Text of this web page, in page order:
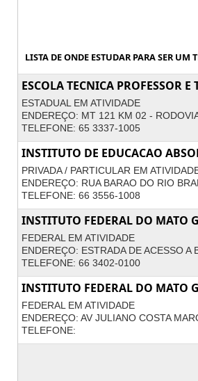
LISTA DE ONDE ESTUDAR PARA SER UM
ESCOLA TECNICA PROFESSOR
ESTADUAL EM ATIVIDADE
ENDEREÇO: MT 121 KM 02 -
TELEFONE: 65 3337-1005
INSTITUTO DE EDUCACAO
PRIVADA / PARTICULAR EM
ENDEREÇO: RUA BARAO DO RIO
TELEFONE: 66 3556-1008
INSTITUTO FEDERAL DO MATO
FEDERAL EM ATIVIDADE
ENDEREÇO: ESTRADA DE ACESSO
TELEFONE: 66 3402-0100
INSTITUTO FEDERAL DO MATO
FEDERAL EM ATIVIDADE
ENDEREÇO: AV JULIANO COSTA
TELEFONE: